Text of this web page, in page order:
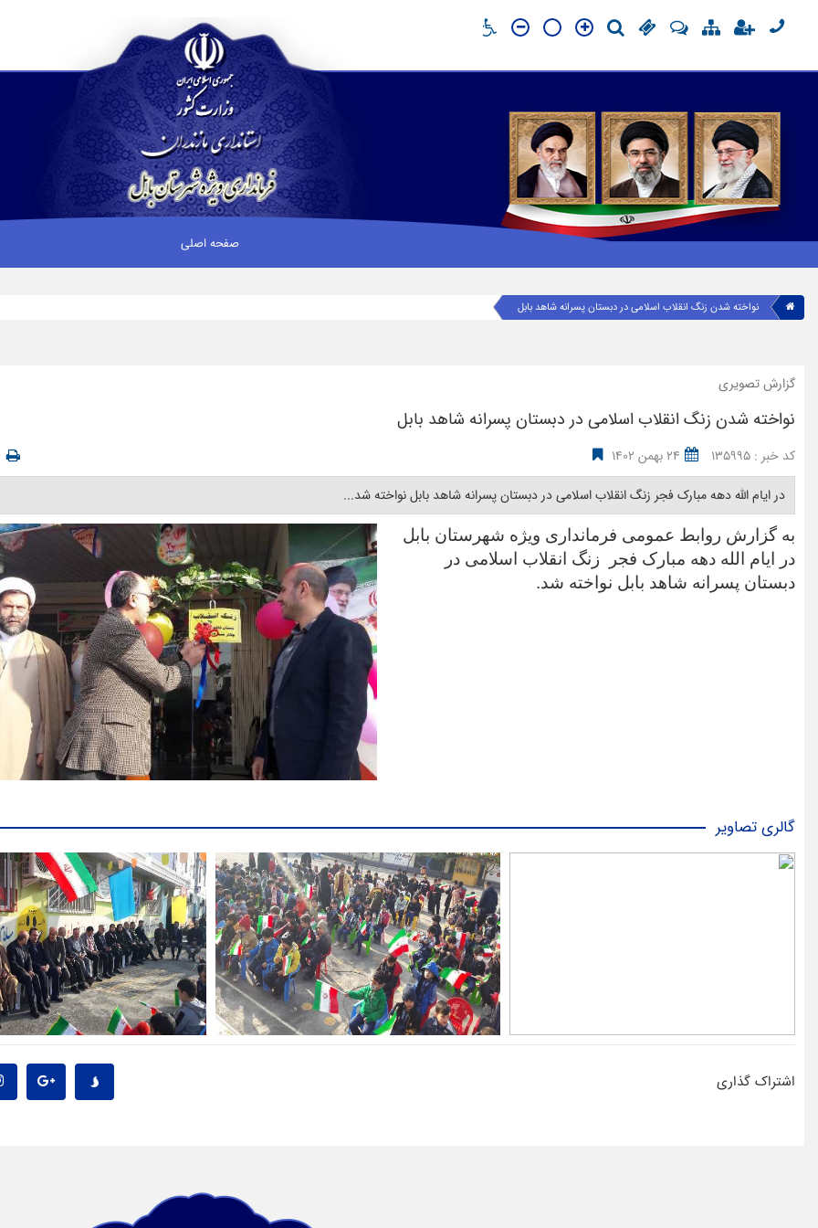
صفحه اصلی
نواخته شدن زنگ انقلاب اسلامی در دبستان پسرانه شاهد بابل
گزارش تصویری
نواخته شدن زنگ انقلاب اسلامی در دبستان پسرانه شاهد بابل
کد خبر : 135995
24 بهمن 1402
در ایام الله دهه مبارک فجر زنگ انقلاب اسلامی در دبستان پسرانه شاهد بابل نواخته شد... ‎
به گزارش روابط عمومی فرمانداری ویژه شهرستان بابل
در ایام الله دهه مبارک فجر زنگ انقلاب اسلامی در
دبستان پسرانه شاهد بابل نواخته شد.
گالری تصاویر
اشتراک گذاری